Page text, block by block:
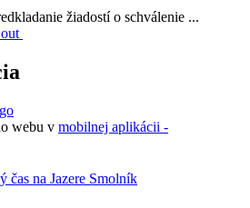
webu v mobilnej aplikácii -